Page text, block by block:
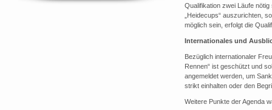
Qualifikation zwei Läufe
„Heidecups“ auszurichten,
möglich sein, erfolgt die
Internationales und
Bezüglich internationaler
Rennen“ ist geschützt und
angemeldet werden, um
strikt einhalten oder den
Weitere Punkte der Agenda